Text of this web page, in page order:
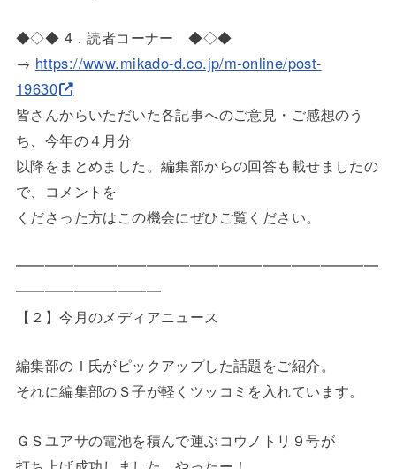
◆◇◆ 4．読者コーナー ◆◇◆
→ https://www.mikado-d.co.jp/m-online/post-
19630
皆さんからいただいた各記事へのご意見・ご感想のう
ち、今年の４ 月分
以降をまとめました。編集部からの回答も載せましたの
で、コメン トを
くださった方はこの機会にぜひご覧ください。
━━━━━━━━━━━━━━━━━━━━━━━━━
━━━━━━━━━━
【２】今月のメディアニュース
編集部のＩ氏がピックアップした話題をご紹介。
それに編集部のＳ子が軽くツッコミを入れています。
ＧＳユアサの電池を積んで運ぶコウノトリ９号が